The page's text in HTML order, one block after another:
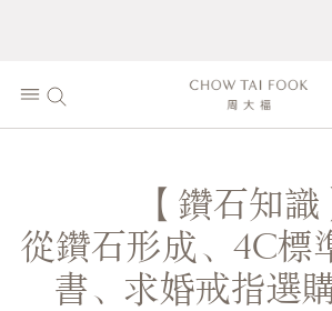
【鑽石知識
從鑽石形成、4C標
書、求婚戒指選